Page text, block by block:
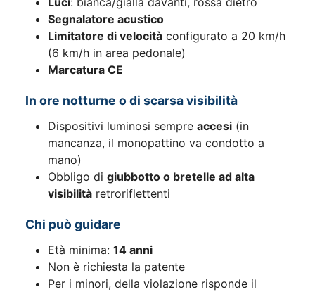
Segnalatore acustico
Limitatore di velocità configurato a 20 km/h
(6 km/h in area pedonale)
Marcatura CE
In ore notturne o di scarsa visibilità
Dispositivi luminosi sempre accesi (in
mancanza, il monopattino va condotto a
mano)
Obbligo di giubbotto o bretelle ad alta
visibilità retroriflettenti
Chi può guidare
Età minima: 14 anni
Non è richiesta la patente
Per i minori, della violazione risponde il